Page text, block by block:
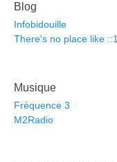
Blog
Infobidouille
There's no place like ::1
Musique
Fréquence 3
M2Radio